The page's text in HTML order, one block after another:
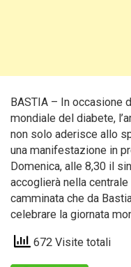
BASTIA – In occasione
mondiale del diabete,
non solo aderisce allo
una manifestazione in
Domenica, alle 8,30 il
accoglierà nella
camminata che da
celebrare la giornata
672 Visite totali